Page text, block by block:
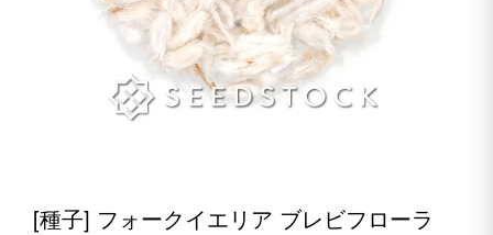
[種子] フォークイエリア ブレビフローラ